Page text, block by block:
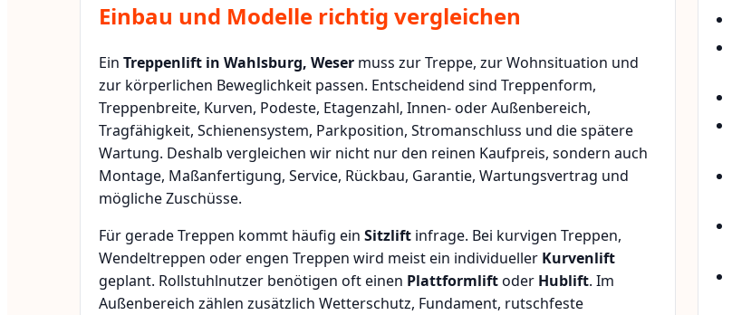
Einbau und Modelle richtig vergleichen
Ein Treppenlift in Wahlsburg, Weser muss zur Treppe, zur Wohnsituation und
zur körperlichen Beweglichkeit passen. Entscheidend sind Treppenform,
Treppenbreite, Kurven, Podeste, Etagenzahl, Innen- oder Außenbereich,
Tragfähigkeit, Schienensystem, Parkposition, Stromanschluss und die spätere
Wartung. Deshalb vergleichen wir nicht nur den reinen Kaufpreis, sondern auch
Montage, Maßanfertigung, Service, Rückbau, Garantie, Wartungsvertrag und
mögliche Zuschüsse.
Für gerade Treppen kommt häufig ein Sitzlift infrage. Bei kurvigen Treppen,
Wendeltreppen oder engen Treppen wird meist ein individueller Kurvenlift
geplant. Rollstuhlnutzer benötigen oft einen Plattformliftoder Hublift. Im
Außenbereich zählen zusätzlich Wetterschutz, Fundament, rutschfeste